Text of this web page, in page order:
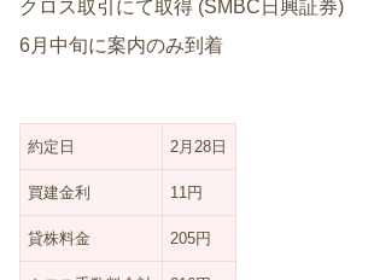
クロス取引にて取得 (SMBC日興証券)
6月中旬に案内のみ到着
約定日 2月28日
買建金利 11円
貸株料金 205円